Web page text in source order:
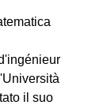
il suo